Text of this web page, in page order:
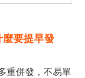
要提早發
重併發，不易單